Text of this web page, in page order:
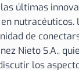
últimas
nutracéuticos.
de
Nieto S.A.,
los